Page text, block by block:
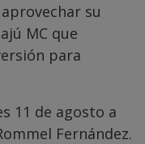
su
MC que
para
11 de agosto a
Fernández.